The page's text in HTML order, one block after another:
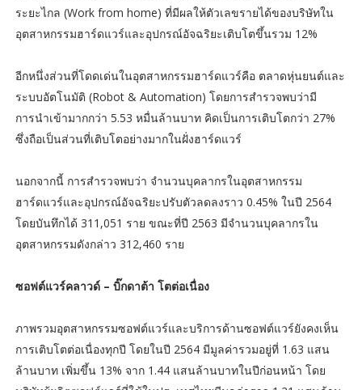
ระยะไกล (Work from home) ที่มีผลให้ตัวเลขรายได้ของบริษัทใน
อุตสาหกรรมฮาร์ดแวร์และอุปกรณ์อัจฉริยะเติบโตขึ้นรวม 12%
อีกหนึ่งส่วนที่โดดเด่นในอุตสาหกรรมฮาร์ดแวร์คือ ตลาดหุ่นยนต์และ
ระบบอัตโนมัติ (Robot & Automation) โดยการสำรวจพบว่ามี
การนำเข้ามากกว่า 5.53 หมื่นล้านบาท คิดเป็นการเติบโตกว่า 27%
ซึ่งถือเป็นส่วนที่เติบโตอย่างมากในฝั่งฮาร์ดแวร์
นอกจากนี้ การสำรวจพบว่า จำนวนบุคลากรในอุตสาหกรรม
ฮาร์ดแวร์และอุปกรณ์อัจฉริยะปรับตัวลดลงราว 0.45% ในปี 2564
โดยบันทึกได้ 311,051 ราย ขณะที่ปี 2563 มีจำนวนบุคลากรใน
อุตสาหกรรมดังกล่าว 312,460 ราย
ซอฟต์แวร์คลาวด์ – บิ๊กดาต้า โตต่อเนื่อง
ภาพรวมอุตสาหกรรมซอฟต์แวร์และบริการด้านซอฟต์แวร์ยังคงเห็น
การเติบโตต่อเนื่องทุกปี โดยในปี 2564 มีมูลค่ารวมอยู่ที่ 1.63 แสน
ล้านบาท เพิ่มขึ้น 13% จาก 1.44 แสนล้านบาทในปีก่อนหน้า โดย